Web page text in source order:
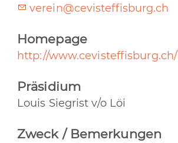
verein@cevisteffisburg.ch
Homepage
http://www.cevisteffisburg.ch/
Präsidium
Louis Siegrist v/o Löi
Zweck / Bemerkungen